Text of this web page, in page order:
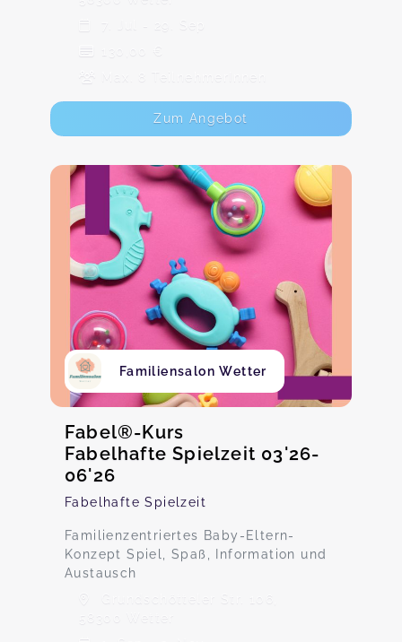
7. Jul - 29. Sep
130,00 €
Max. 8 TeilnehmerInnen
Zum Angebot
Familiensalon Wetter
Fabel®-Kurs
Fabelhafte Spielzeit 03'26-
06'26
Fabelhafte Spielzeit
Familienzentriertes Baby-Eltern-
Konzept Spiel, Spaß, Information und
Austausch
Grundschötteler Str. 106,
58300 Wetter